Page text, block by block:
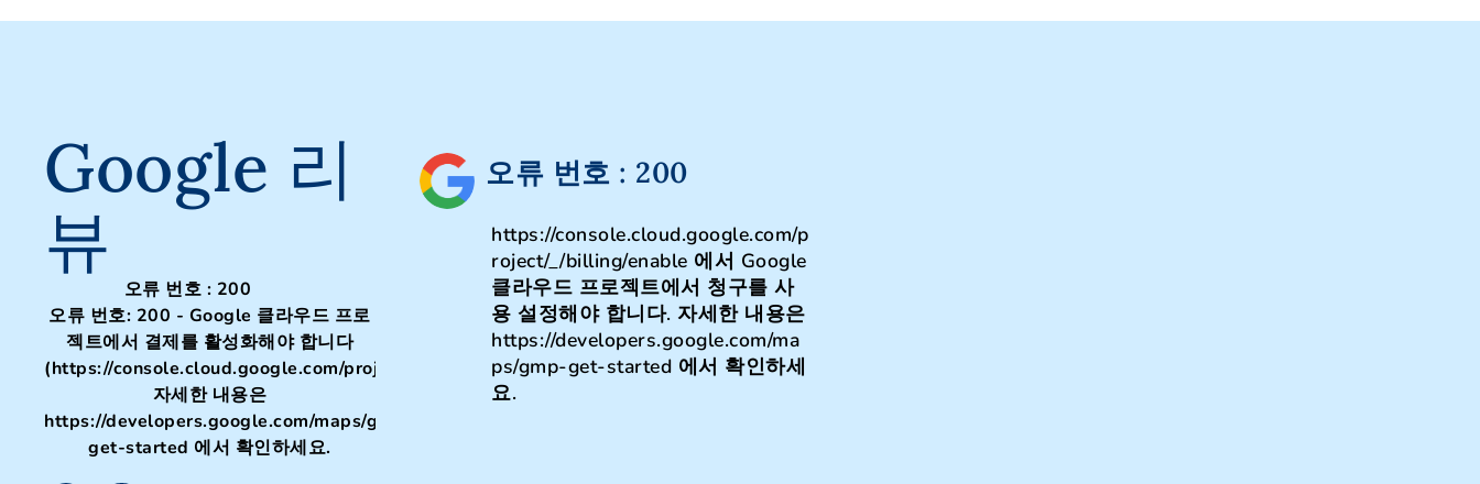
Google 리
뷰
오류 번호 : 200
오류 번호: 200 - Google 클라우드 프로
젝트에서 결제를 활성화해야 합니다
(https://console.cloud.google.com/project/_/billing/enable)
자세한 내용은
https://developers.google.com/maps/gmp-
get-started 에서 확인하세요.
오류 번호 : 200
https://console.cloud.google.com/p
roject/_/billing/enable 에서 Google
클라우드 프로젝트에서 청구를 사
용 설정해야 합니다. 자세한 내용은
https://developers.google.com/ma
ps/gmp-get-started 에서 확인하세
요.